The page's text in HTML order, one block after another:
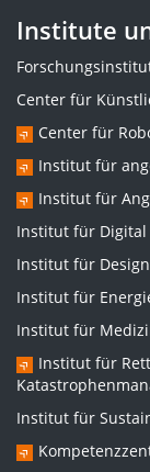
Institute
Center für
Center für
Institut für
Institut für
Institut für Digital
Institut für
Institut für
Institut für
Institut für
Institut für